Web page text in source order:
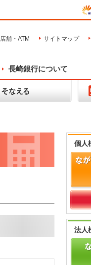
店舗・ATM サイトマップ
長崎銀行について
個人
法人